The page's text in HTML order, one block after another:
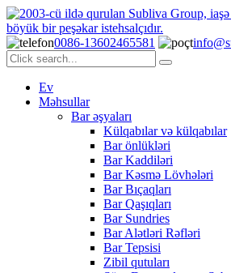
0086-13602465581
Ev
Məhsullar
Bar əşyaları
Külqabılar və külqabılar
Bar önlükləri
Bar Kaddiləri
Bar Kəsmə Lövhələri
Bar Bıçaqları
Bar Qaşıqları
Bar Sundries
Bar Alətləri Rəfləri
Bar Tepsisi
Zibil qutuları